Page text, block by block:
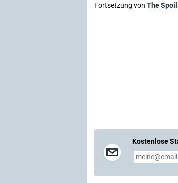
Fortsetzung von The
Kostenlose